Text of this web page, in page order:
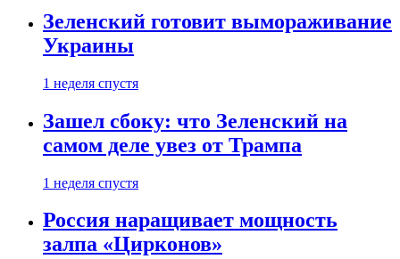
Зеленский готовит вымораживание
Украины
1 неделя спустя
Зашел сбоку: что Зеленский на
самом деле увез от Трампа
1 неделя спустя
Россия наращивает мощность
залпа «Цирконов»